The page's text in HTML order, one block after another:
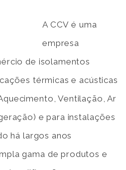
A CCV é uma
empresa
de isolamentos
térmicas e acústicas
Ventilação, Ar
e para instalações
há largos anos
gama de produtos e